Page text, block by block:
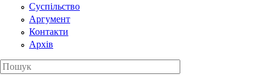
Суспільство
Аргумент
Контакти
Архів